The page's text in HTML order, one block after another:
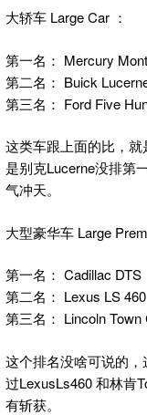
大轿车 Large Car ：
第一名： Mercury
第二名： Buick
第三名： Ford Five
这类车跟上面的比，
是别克Lucerne没排第
气冲天。
大型豪华车 Large
第一名： Cadillac DTS
第二名： Lexus LS 460
第三名： Lincoln Town
这个排名没啥可说的
过LexusLs460 和林肯
有斩获。